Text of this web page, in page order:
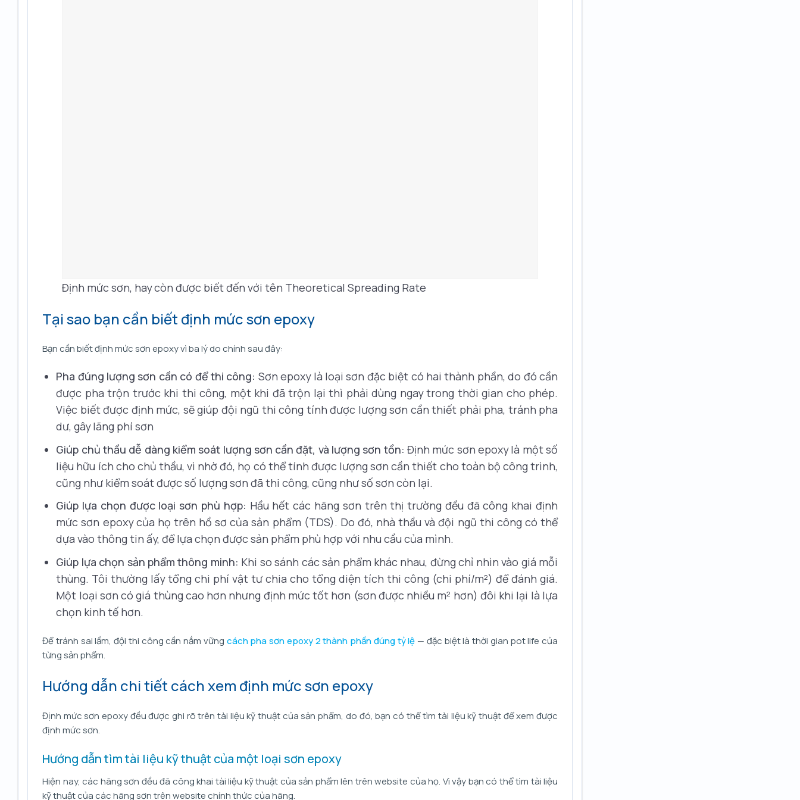
Định mức sơn, hay còn được biết đến với tên Theoretical Spreading Rate
Tại sao bạn cần biết định mức sơn epoxy
Bạn cần biết định mức sơn epoxy vì ba lý do chính sau đây:
Pha đúng lượng sơn cần có để thi công: Sơn epoxy là loại sơn đặc biệt có hai thành phần, do đó cần
được pha trộn trước khi thi công, một khi đã trộn lại thì phải dùng ngay trong thời gian cho phép.
Việc biết được định mức, sẽ giúp đội ngũ thi công tính được lượng sơn cần thiết phải pha, tránh pha
dư, gây lãng phí sơn
Giúp chủ thầu dễ dàng kiểm soát lượng sơn cần đặt, và lượng sơn tồn: Định mức sơn epoxy là một số
liệu hữu ích cho chủ thầu, vì nhờ đó, họ có thể tính được lượng sơn cần thiết cho toàn bộ công trình,
cũng như kiểm soát được số lượng sơn đã thi công, cũng như số sơn còn lại.
Giúp lựa chọn được loại sơn phù hợp: Hầu hết các hãng sơn trên thị trường đều đã công khai định
mức sơn epoxy của họ trên hồ sơ của sản phẩm (TDS). Do đó, nhà thầu và đội ngũ thi công có thể
dựa vào thông tin ấy, để lựa chọn được sản phẩm phù hợp với nhu cầu của mình.
Giúp lựa chọn sản phẩm thông minh: Khi so sánh các sản phẩm khác nhau, đừng chỉ nhìn vào giá mỗi
thùng. Tôi thường lấy tổng chi phí vật tư chia cho tổng diện tích thi công (chi phí/m²) để đánh giá.
Một loại sơn có giá thùng cao hơn nhưng định mức tốt hơn (sơn được nhiều m² hơn) đôi khi lại là lựa
chọn kinh tế hơn.
Để tránh sai lầm, đội thi công cần nắm vững cách pha sơn epoxy 2 thành phần đúng tỷ lệ — đặc biệt là thời gian pot life của
từng sản phẩm.
Hướng dẫn chi tiết cách xem định mức sơn epoxy
Định mức sơn epoxy đều được ghi rõ trên tài liệu kỹ thuật của sản phẩm, do đó, bạn có thể tìm tài liệu kỹ thuật để xem được
định mức sơn.
Hướng dẫn tìm tài liệu kỹ thuật của một loại sơn epoxy
Hiện nay, các hãng sơn đều đã công khai tài liệu kỹ thuật của sản phẩm lên trên website của họ. Vì vậy bạn có thể tìm tài liệu
kỹ thuật của các hãng sơn trên website chính thức của hãng.